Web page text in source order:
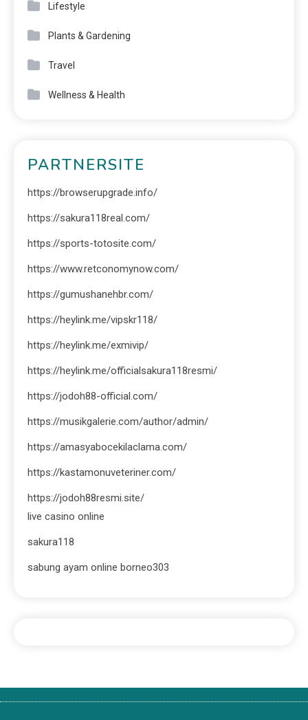
Lifestyle
Plants & Gardening
Travel
Wellness & Health
PARTNERSITE
https://browserupgrade.info/
https://sakura118real.com/
https://sports-totosite.com/
https://www.retconomynow.com/
https://gumushanehbr.com/
https://heylink.me/vipskr118/
https://heylink.me/exmivip/
https://heylink.me/officialsakura118resmi/
https://jodoh88-official.com/
https://musikgalerie.com/author/admin/
https://amasyabocekilaclama.com/
https://kastamonuveteriner.com/
https://jodoh88resmi.site/
live casino online
sakura118
sabung ayam online borneo303